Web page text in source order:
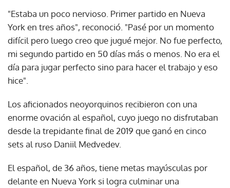
"Estaba un poco nervioso. Primer partido en Nueva
York en tres años", reconoció. "Pasé por un momento
difícil pero luego creo que jugué mejor. No fue perfecto,
mi segundo partido en 50 días más o menos. No era el
día para jugar perfecto sino para hacer el trabajo y eso
hice".
Los aficionados neoyorquinos recibieron con una
enorme ovación al español, cuyo juego no disfrutaban
desde la trepidante final de 2019 que ganó en cinco
sets al ruso Daniil Medvedev.
El español, de 36 años, tiene metas mayúsculas por
delante en Nueva York si logra culminar una